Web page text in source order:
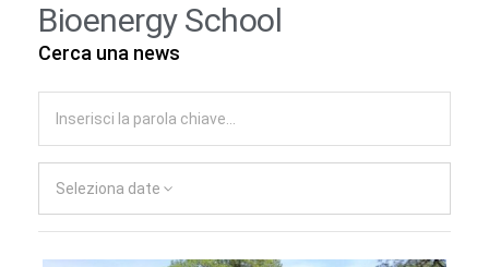
Bioenergy School
Cerca una news
Seleziona date